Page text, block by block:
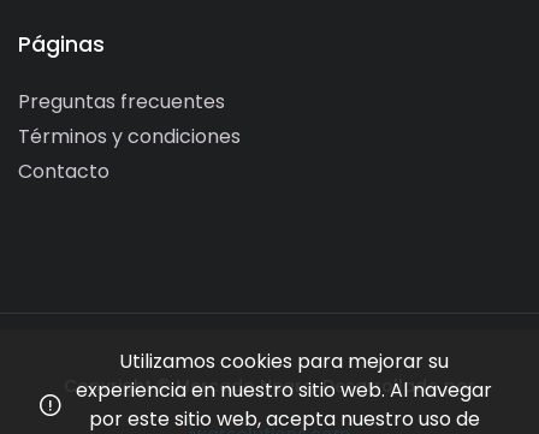
Páginas
Preguntas frecuentes
Términos y condiciones
Contacto
Copyright © Mercado Negro. Desarrollado por
Utilizamos cookies para mejorar su
experiencia en nuestro sitio web. Al navegar
por este sitio web, acepta nuestro uso de